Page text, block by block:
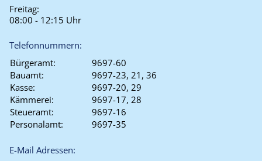
Freitag:
08:00 - 12:15 Uhr
Telefonnummern:
Bürgeramt:
9697-60
Bauamt:
9697-23, 21, 36
Kasse:
9697-20, 29
Kämmerei:
9697-17, 28
Steueramt:
9697-16
Personalamt:
9697-35
E-Mail Adressen: